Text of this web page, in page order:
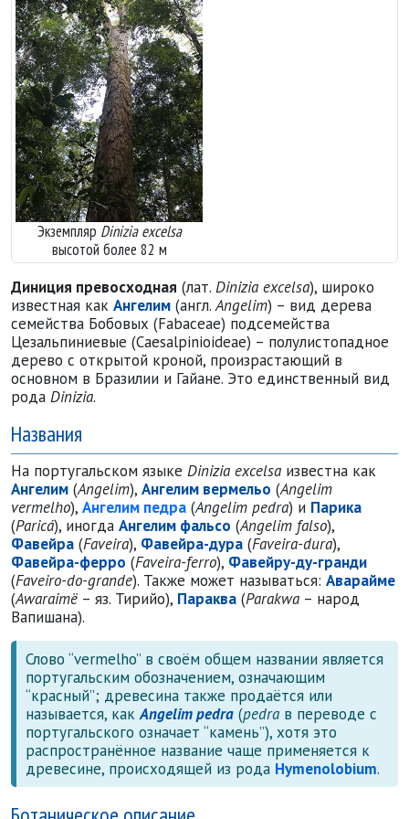
Экземпляр Dinizia excelsa
высотой более 82 м
Диниция превосходная (лат. Dinizia excelsa), широко
известная как Ангелим (англ.Angelim) – вид дерева
семейства Бобовых (Fabaceae) подсемейства
Цезальпиниевые (Caesalpinioideae) – полулистопадное
дерево с открытой кроной, произрастающий в
основном в Бразилии и Гайане. Это единственный вид
рода Dinizia.
Названия
На португальском языке Dinizia excelsa известна как
Ангелим (Angelim), Ангелим вермельо (Angelim
vermelho), Ангелим педра (Angelim pedra) и Парика
(Paricá), иногда Ангелим фальсо (Angelim falso),
Фавейра (Faveira), Фавейра-дура (Faveira-dura),
Фавейра-ферро (Faveira-ferro), Фавейру-ду-гранди
(Faveiro-do-grande). Также может называться: Аварайме
(Awaraimë – яз. Тирийо), Параква (Parakwa – народ
Вапишана).
Слово “vermelho” в своём общем названии является
португальским обозначением, означающим
“красный”; древесина также продаётся или
называется, какAngelim pedra (pedra в переводе с
португальского означает “камень”), хотя это
распространённое название чаще применяется к
древесине, происходящей из рода Hymenolobium.